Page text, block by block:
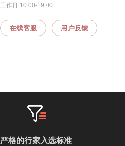
工作日 10:00-19:00
在线客服 用户反馈
严格的行家入选标准